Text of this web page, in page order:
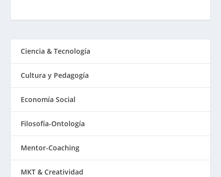
Ciencia & Tecnología
Cultura y Pedagogía
Economía Social
Filosofía-Ontología
Mentor-Coaching
MKT & Creatividad